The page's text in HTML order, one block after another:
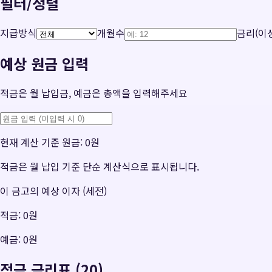
지급방식 개월수 금리(이
예상 원금 입력
적금은 월 납입금, 예금은 총액을 입력해주세요
현재 계산 기준 원금:0원
적금은 월 납입 기준 단순 계산식으로 표시됩니다.
이 금고의 예상 이자 (세전)
적금:0원
예금:0원